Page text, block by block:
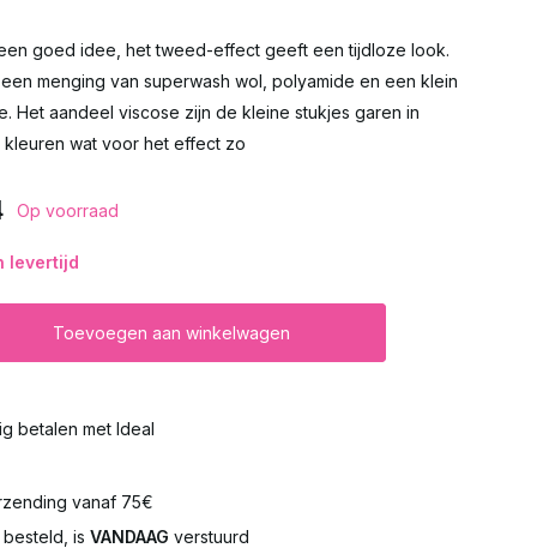
goed idee, het tweed-effect geeft een tijdloze look.
menging van superwash wol, polyamide en een klein
Het aandeel viscose zijn de kleine stukjes garen in
wat voor het effect zo
Op voorraad
levertijd
Toevoegen aan winkelwagen
betalen met Ideal
vanaf 75€
besteld, is VANDAAG verstuurd